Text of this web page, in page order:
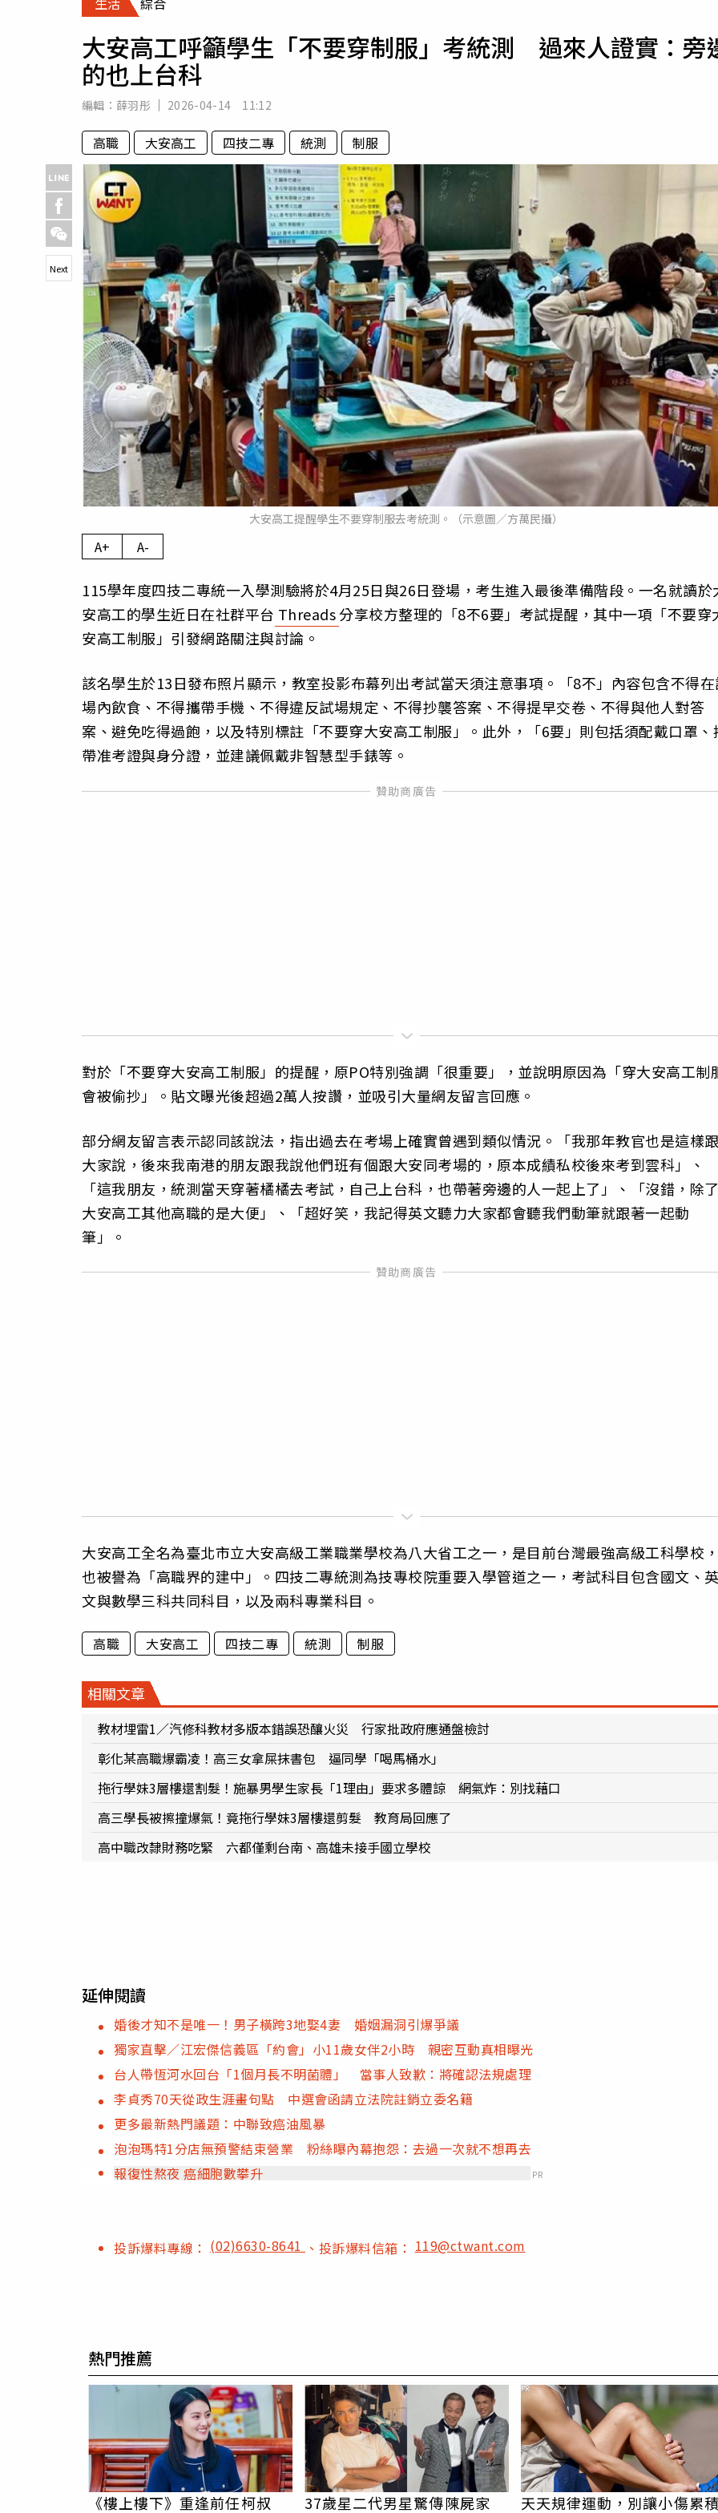
專欄
大安高工呼籲學生「不要穿制服」考統測 過來人證實：旁
的也上台科
編輯： 薛羽彤 2026-04-14 11:12
高職 大安高工 四技二專 統測 制服
大安高工提醒學生不要穿制服去考統測。（示意圖／方萬民攝）
Next
A+ A-
115學年度四技二專統一入學測驗將於4月25日與26日登場，考生進入最後準備階段。一名就讀於
安高工的學生近日在社群平台 Threads分享校方整理的「8不6要」考試提醒，其中一項「不要穿
安高工制服」引發網路關注與討論。
該名學生於13日發布照片顯示，教室投影布幕列出考試當天須注意事項。「8不」內容包含不得
場內飲食、不得攜帶手機、不得違反試場規定、不得抄襲答案、不得提早交卷、不得與他人對答
案、避免吃得過飽，以及特別標註「不要穿大安高工制服」。此外，「6要」則包括須配戴口罩、
帶准考證與身分證，並建議佩戴非智慧型手錶等。
對於「不要穿大安高工制服」的提醒，原PO特別強調「很重要」，並說明原因為「穿大安高工制
會被偷抄」。貼文曝光後超過2萬人按讚，並吸引大量網友留言回應。
部分網友留言表示認同該說法，指出過去在考場上確實曾遇到類似情況。「我那年教官也是這樣
大家說，後來我南港的朋友跟我說他們班有個跟大安同考場的，原本成績私校後來考到雲科」、
「這我朋友，統測當天穿著橘橘去考試，自己上台科，也帶著旁邊的人一起上了」、「沒錯，除
大安高工其他高職的是大便」、「超好笑，我記得英文聽力大家都會聽我們動筆就跟著一起動
筆」。
大安高工全名為臺北市立大安高級工業職業學校為八大省工之一，是目前台灣最強高級工科學校
也被譽為「高職界的建中」。四技二專統測為技專校院重要入學管道之一，考試科目包含國文、
文與數學三科共同科目，以及兩科專業科目。
高職 大安高工 四技二專 統測 制服
相關文章
教材埋雷1／汽修科教材多版本錯誤恐釀火災 行家批政府應通盤檢討
彰化某高職爆霸凌！高三女拿屎抹書包 逼同學「喝馬桶水」
拖行學妹3層樓還割髮！施暴男學生家長「1理由」要求多體諒 網氣炸：別找藉口
高三學長被擦撞爆氣！竟拖行學妹3層樓還剪髮 教育局回應了
高中職改隸財務吃緊 六都僅剩台南、高雄未接手國立學校
延伸閱讀
婚後才知不是唯一！男子橫跨3地娶4妻 婚姻漏洞引爆爭議
獨家直擊／江宏傑信義區「約會」小11歲女伴2小時 親密互動真相曝光
台人帶恆河水回台「1個月長不明菌體」 當事人致歉：將確認法規處理
李貞秀70天從政生涯畫句點 中選會函請立法院註銷立委名籍
更多最新熱門議題：中聯致癌油風暴
泡泡瑪特1分店無預警結束營業 粉絲曝內幕抱怨：去過一次就不想再去
報復性熬夜 癌細胞數攀升
PR
投訴爆料專線： (02)6630-8641 、投訴爆料信箱：119@ctwant.com
熱門推薦
《樓上樓下》重逢前任柯叔
37歲星二代男星驚傳陳屍家
天天規律運動，別讓小傷累
PR